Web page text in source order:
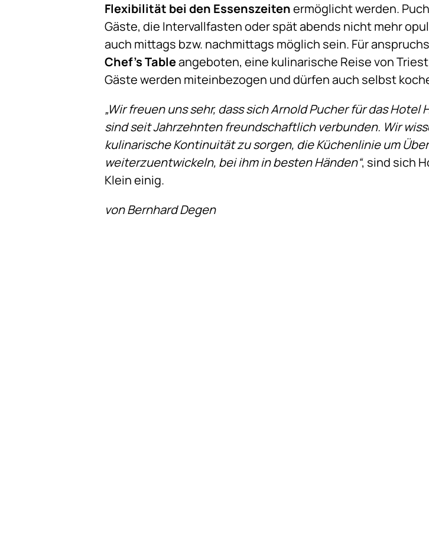
Flexibilität bei den Essenszeitenermöglicht werden.
Gäste, die Intervallfasten oder spät abends nicht mehr
auch mittags bzw. nachmittags möglich sein. Für
Chef’s Tableangeboten, eine kulinarische Reise von
Gäste werden miteinbezogen und dürfen auch selbst
„Wir freuen uns sehr, dass sich Arnold Pucher für das
sind seit Jahrzehnten freundschaftlich verbunden. Wir
kulinarische Kontinuität zu sorgen, die Küchenlinie um
weiterzuentwickeln, bei ihm in besten Händen“, sind sich
Klein einig.
von Bernhard Degen